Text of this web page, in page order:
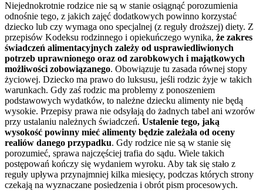
Niejednokrotnie rodzice nie są w stanie osiągnąć porozumienia
odnośnie tego, z jakich zajęć dodatkowych powinno korzystać
dziecko lub czy wymaga ono specjalnej (z reguły droższej) diety. Z
przepisów Kodeksu rodzinnego i opiekuńczego wynika, że zakres
świadczeń alimentacyjnych zależy od usprawiedliwionych
potrzeb uprawnionego oraz od zarobkowych i majątkowych
możliwości zobowiązanego. Obowiązuje tu zasada równej stopy
życiowej. Dziecko ma prawo do luksusu, jeśli rodzic żyje w takich
warunkach. Gdy zaś rodzic ma problemy z ponoszeniem
podstawowych wydatków, to należne dziecku alimenty nie będą
wysokie. Przepisy prawa nie odsyłają do żadnych tabel ani wzorów
przy ustalaniu należnych świadczeń. Ustalenie tego, jaką
wysokość powinny mieć alimenty będzie zależała od oceny
realiów danego przypadku. Gdy rodzice nie są w stanie się
porozumieć, sprawa najczęściej trafia do sądu. Wiele takich
postępowań kończy się wydaniem wyroku. Aby tak się stało z
reguły upływa przynajmniej kilka miesięcy, podczas których strony
czekają na wyznaczane posiedzenia i obrót pism procesowych.